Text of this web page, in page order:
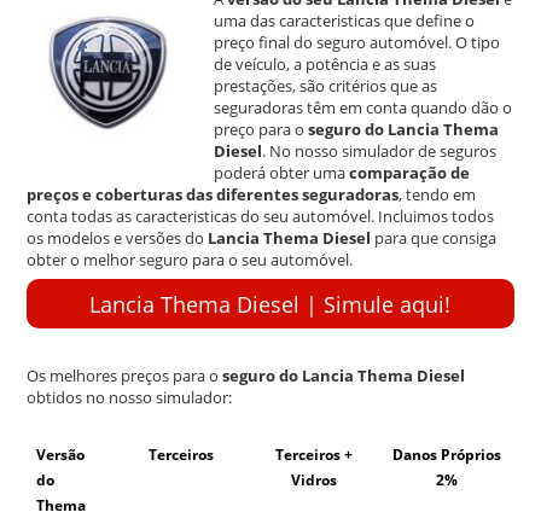
uma das caracteristicas que define o
preço final do seguro automóvel. O tipo
de veículo, a potência e as suas
prestações, são critérios que as
seguradoras têm em conta quando dão o
preço para o seguro do Lancia Thema
Diesel. No nosso simulador de seguros
poderá obter umacomparação de
preços e coberturas das diferentes seguradoras, tendo em
conta todas as caracteristicas do seu automóvel. Incluimos todos
os modelos e versões do Lancia Thema Diesel para que consiga
obter o melhor seguro para o seu automóvel.
Lancia Thema Diesel | Simule aqui!
Os melhores preços para oseguro do Lancia Thema Diesel
obtidos no nosso simulador:
Versão
do
Thema
Terceiros
Terceiros +
Vidros
Danos Próprios
2%
e
o
o